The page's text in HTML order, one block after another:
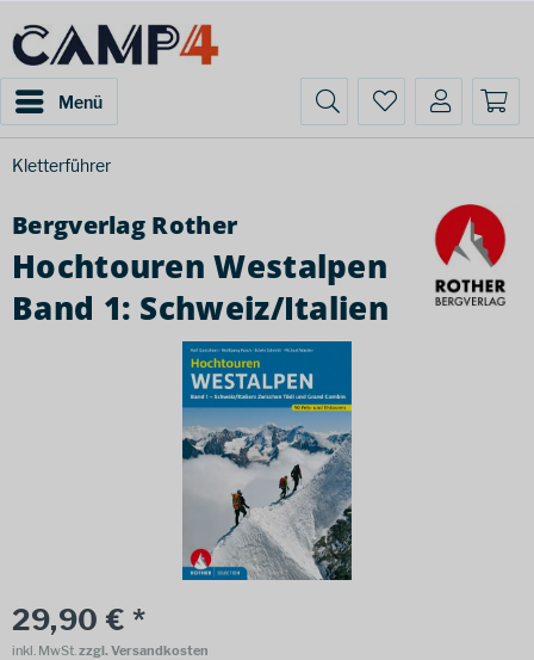
Menü
Kletterführer
Bergverlag Rother
Hochtouren Westalpen
Band 1: Schweiz/Italien
29,90 € *
inkl. MwSt.zzgl. Versandkosten